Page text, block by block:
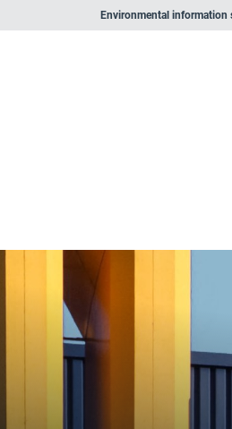
Environmental information